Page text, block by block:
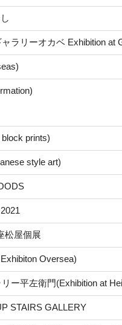
ラリーオカベ Exhibition at
prints)
style art)
松屋個展
Oversea)
ー平左衛門(Exhibition at
STAIRS GALLERY